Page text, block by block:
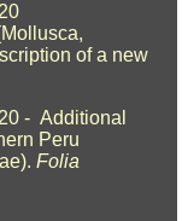
of a new
- Additional
Peru
Folia